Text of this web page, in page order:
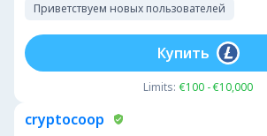
Приветствуем новых пользователей
Limits: €100 - €10,000
Купить
cryptocoop